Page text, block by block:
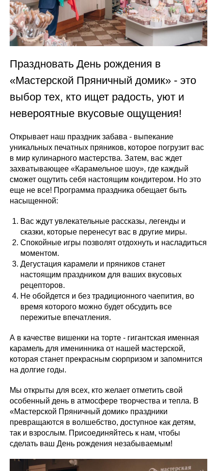
Праздновать День рождения в
«Мастерской Пряничный домик» - это
выбор тех, кто ищет радость, уют и
невероятные вкусовые ощущения!
Открывает наш праздник забава - выпекание
уникальных печатных пряников, которое погрузит вас
в мир кулинарного мастерства. Затем, вас ждет
захватывающее «Карамельное шоу», где каждый
сможет ощутить себя настоящим кондитером. Но это
еще не все! Программа праздника обещает быть
насыщенной:
Вас ждут увлекательные рассказы, легенды и
сказки, которые перенесут вас в другие миры.
Спокойные игры позволят отдохнуть и насладиться
моментом.
Дегустация карамели и пряников станет
настоящим праздником для ваших вкусовых
рецепторов.
Не обойдется и без традиционного чаепития, во
время которого можно будет обсудить все
пережитые впечатления.
А в качестве вишенки на торте - гигантская именная
карамель для именинника от нашей мастерской,
которая станет прекрасным сюрпризом и запомнится
на долгие годы.
Мы открыты для всех, кто желает отметить свой
особенный день в атмосфере творчества и тепла. В
«Мастерской Пряничный домик» праздники
превращаются в волшебство, доступное как детям,
так и взрослым. Присоединяйтесь к нам, чтобы
сделать ваш День рождения незабываемым!